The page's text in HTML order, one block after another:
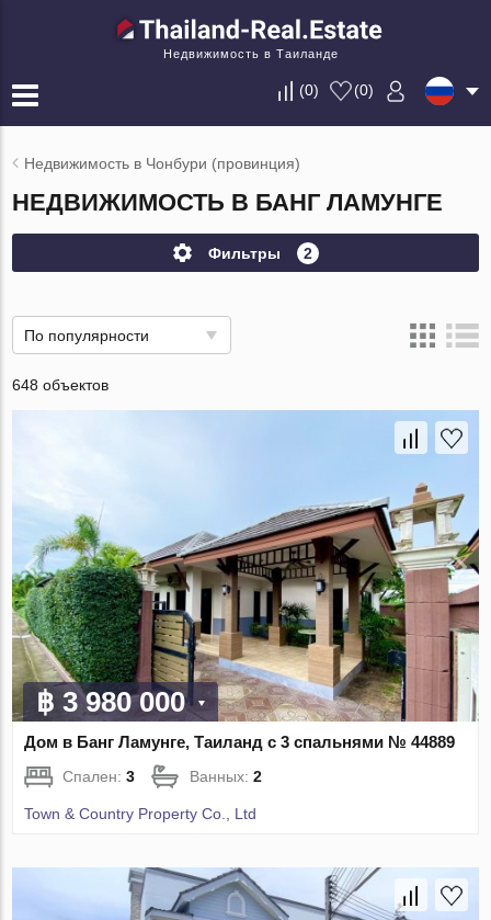
Недвижимость в Таиланде
(0) (0)
Недвижимость в Чонбури (провинция)
НЕДВИЖИМОСТЬ В БАНГ ЛАМУНГЕ
Фильтры 2
По популярности
648 объектов
฿ 3 980 000
Дом в Банг Ламунге, Таиланд с 3 спальнями № 44889
Спален:3 Ванных:2
Town & Country Property Co., Ltd